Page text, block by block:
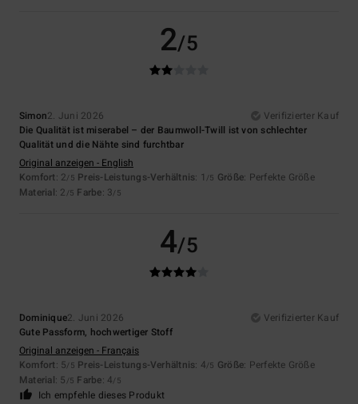
2/5
Simon2. Juni 2026
Verifizierter Kauf
Die Qualität ist miserabel – der Baumwoll-Twill ist von schlechter
Qualität und die Nähte sind furchtbar
Original anzeigen - English
Komfort: 2/5 Preis-Leistungs-Verhältnis: 1 /5 Größe: Perfekte Größe
Material: 2 /5 Farbe: 3/5
4/5
Dominique2. Juni 2026
Verifizierter Kauf
Gute Passform, hochwertiger Stoff
Original anzeigen - Français
Komfort: 5/5 Preis-Leistungs-Verhältnis: 4/5 Größe: Perfekte Größe
Material: 5 /5 Farbe: 4/5
Ich empfehle dieses Produkt